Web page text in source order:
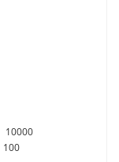
10000
100